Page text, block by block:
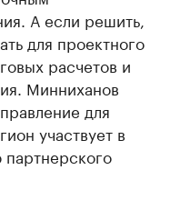
А если решить,
для проектного
расчетов и
Минниханов
для
участвует в